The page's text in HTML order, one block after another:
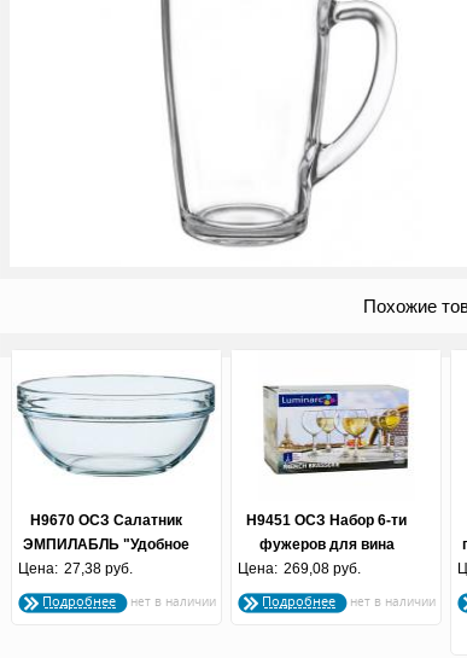
Похожие
H9670 ОСЗ Салатник
ЭМПИЛАБЛЬ "Удобное
хранение" 12 см. (по 24
шт.)
Цена: 27,38 руб.
Подробнее
H9451 ОСЗ Набор 6-ти
фужеров для вина
Французский
ресторанчик 210 мл. (по
4 шт.)
Цена: 269,08 руб.
Подробнее